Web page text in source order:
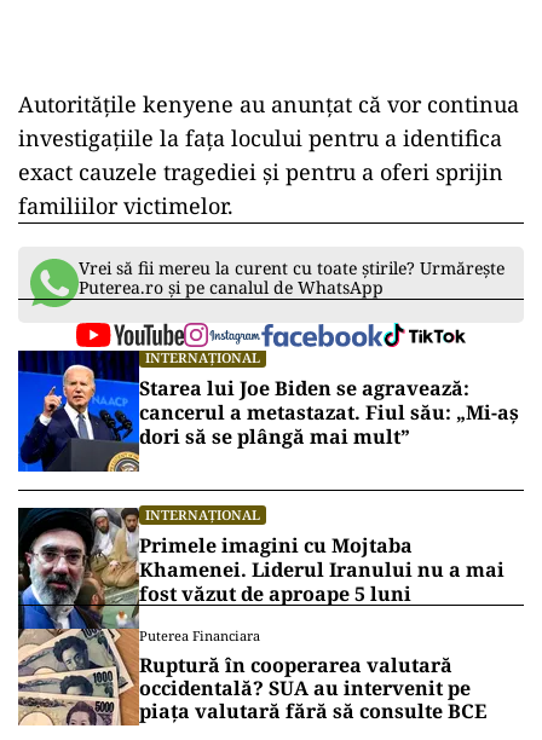
Autoritățile kenyene au anunțat că vor continua
investigațiile la fața locului pentru a identifica
exact cauzele tragediei și pentru a oferi sprijin
familiilor victimelor.
Vrei să fii mereu la curent cu toate știrile? Urmărește
Puterea.ro și pe canalul de WhatsApp
INTERNAȚIONAL
Starea lui Joe Biden se agravează:
cancerul a metastazat. Fiul său: „Mi-aș
dori să se plângă mai mult”
INTERNAȚIONAL
Primele imagini cu Mojtaba
Khamenei. Liderul Iranului nu a mai
fost văzut de aproape 5 luni
Puterea Financiara
Ruptură în cooperarea valutară
occidentală? SUA au intervenit pe
piața valutară fără să consulte BCE